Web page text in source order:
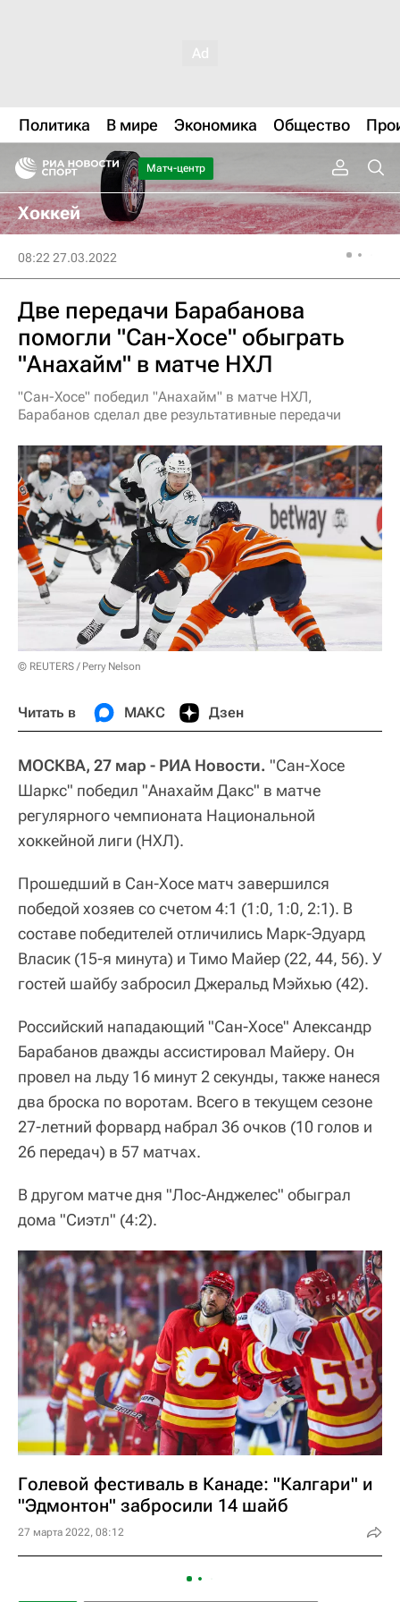
Политика В мире Экономика Общество
Матч-центр
Хоккей
08:22 27.03.2022
Две передачи Барабанова
помогли "Сан-Хосе" обыграть
"Анахайм" в матче НХЛ
"Сан-Хосе" победил "Анахайм" в матче НХЛ,
Барабанов сделал две результативные передачи
© REUTERS / Perry Nelson
Читать в МАКС Дзен
МОСКВА, 27 мар - РИА Новости. "Сан-Хосе
Шаркс" победил "Анахайм Дакс" в матче
регулярного чемпионата Национальной
хоккейной лиги (НХЛ).
Прошедший в Сан-Хосе матч завершился
победой хозяев со счетом 4:1 (1:0, 1:0, 2:1). В
составе победителей отличились Марк-Эдуард
Власик (15-я минута) и Тимо Майер (22, 44, 56). У
гостей шайбу забросил Джеральд Мэйхью (42).
Российский нападающий "Сан-Хосе" Александр
Барабанов дважды ассистировал Майеру. Он
провел на льду 16 минут 2 секунды, также нанеся
два броска по воротам. Всего в текущем сезоне
27-летний форвард набрал 36 очков (10 голов и
26 передач) в 57 матчах.
В другом матче дня "Лос-Анджелес" обыграл
дома "Сиэтл" (4:2).
Голевой фестиваль в Канаде: "Калгари" и
"Эдмонтон" забросили 14 шайб
27 марта 2022, 08:12